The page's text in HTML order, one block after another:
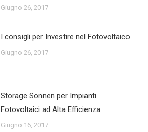
Giugno 26, 2017
I consigli per Investire nel Fotovoltaico
Giugno 26, 2017
Storage Sonnen per Impianti
Fotovoltaici ad Alta Efficienza
Giugno 16, 2017